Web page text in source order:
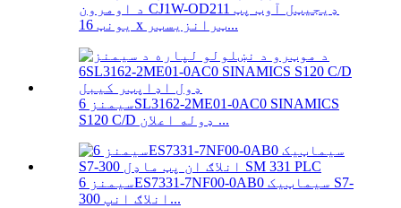
د اومرون CJ1W-OD211 ډیجیټل آوټ پټ
یونټ 16 x ټرانزیسټر...
سیمنز 6SL3162-2ME01-0AC0 SINAMICS
S120 C/D ډوله اعلان ...
سیمنز 6ES7331-7NF00-0AB0 سیماټیک S7-
300 انلاګ انپ...